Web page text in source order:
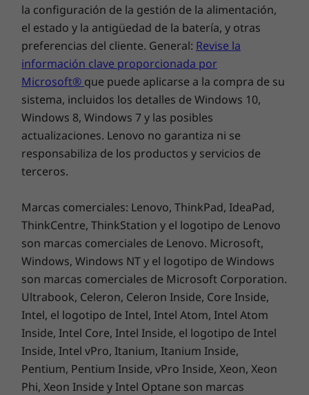
Elige entre el amplio almacenamiento que
proporcionan hasta 2 TB de disco duro SATA o
el almacenamiento híbrido que mejora el
rendimiento, con unidades de estado sólido
PCIe de hasta 128 GB más un disco duro SATA
de 1 TB. Tendrás espacio más que suficiente
para crear tu colección de fotos, películas y
mucho más sin gastar dinero extra.
Optimiza tu día con Windows 10
el que tendrás a tu disposición una gran
variedad de nuevas e interesantes
funcionalidades. ¿Quieres encontrar un
restaurante indio local o necesitas sugerencias
de regalos? Pregúntale a Cortana, tu propio
asistente personal digital. Cortana funciona
con más de mil aplicaciones y servicios para
garantizar que siempre dispondrás de las
respuestas que necesitas. Pero lo mejor de
todo es su compatibilidad con todos los
dispositivos que usen Windows 10, lo que te
ayudará a tenerlo todo mejor organizado.
la configuración de la gestión de la alimentación,
el estado y la antigüedad de la batería, y otras
preferencias del cliente. General: Revise la
información clave proporcionada por
Microsoft® que puede aplicarse a la compra de su
sistema, incluidos los detalles de Windows 10,
Windows 8, Windows 7 y las posibles
actualizaciones. Lenovo no garantiza ni se
responsabiliza de los productos y servicios de
terceros.
Marcas comerciales: Lenovo, ThinkPad, IdeaPad,
ThinkCentre, ThinkStation y el logotipo de Lenovo
son marcas comerciales de Lenovo. Microsoft,
Windows, Windows NT y el logotipo de Windows
son marcas comerciales de Microsoft Corporation.
Ultrabook, Celeron, Celeron Inside, Core Inside,
Intel, el logotipo de Intel, Intel Atom, Intel Atom
Inside, Intel Core, Intel Inside, el logotipo de Intel
Inside, Intel vPro, Itanium, Itanium Inside,
Pentium, Pentium Inside, vPro Inside, Xeon, Xeon
Phi, Xeon Inside y Intel Optane son marcas